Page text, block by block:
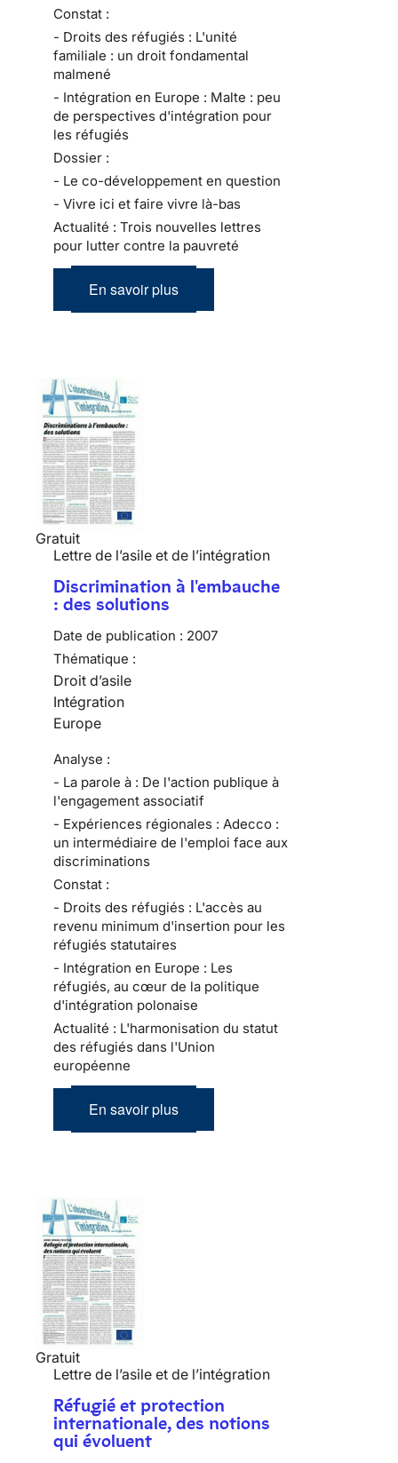
Constat :
- Droits des réfugiés : L'unité
familiale : un droit fondamental
malmené
- Intégration en Europe : Malte : peu
de perspectives d'intégration pour
les réfugiés
Dossier :
- Le co-développement en question
- Vivre ici et faire vivre là-bas
Actualité : Trois nouvelles lettres
pour lutter contre la pauvreté
En savoir plus
Gratuit
Lettre de l’asile et de l’intégration
Discrimination à l'embauche
: des solutions
Date de publication : 2007
Thématique :
Droit d’asile
Intégration
Europe
Analyse :
- La parole à : De l'action publique à
l'engagement associatif
- Expériences régionales : Adecco :
un intermédiaire de l'emploi face aux
discriminations
Constat :
- Droits des réfugiés : L'accès au
revenu minimum d'insertion pour les
réfugiés statutaires
- Intégration en Europe : Les
réfugiés, au cœur de la politique
d'intégration polonaise
Actualité : L'harmonisation du statut
des réfugiés dans l'Union
européenne
En savoir plus
Gratuit
Lettre de l’asile et de l’intégration
Réfugié et protection
internationale, des notions
qui évoluent